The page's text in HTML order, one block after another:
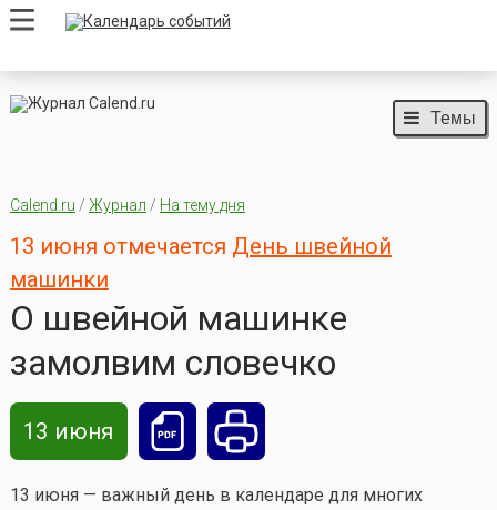
Темы
Calend.ru / Журнал / На тему дня
13 июня отмечается День швейной
машинки
О швейной машинке
замолвим словечко
13 июня
13 июня — важный день в календаре для многих